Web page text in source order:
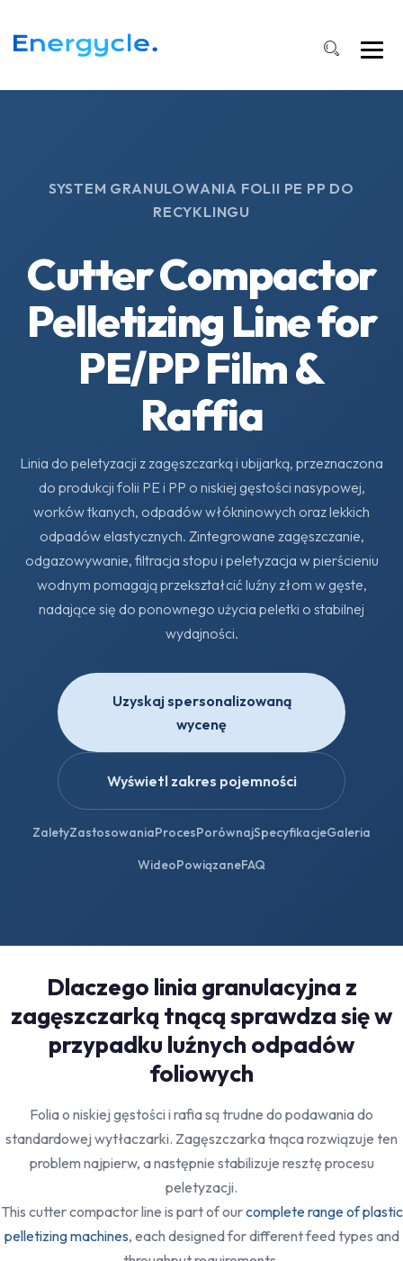
SYSTEM GRANULOWANIA FOLII PE PP DO
RECYKLINGU
Cutter Compactor
Pelletizing Line for
PE/PP Film &
Raffia
Linia do peletyzacji z zagęszczarką i ubijarką, przeznaczona
do produkcji folii PE i PP o niskiej gęstości nasypowej,
worków tkanych, odpadów włókninowych oraz lekkich
odpadów elastycznych. Zintegrowane zagęszczanie,
odgazowywanie, filtracja stopu i peletyzacja w pierścieniu
wodnym pomagają przekształcić luźny złom w gęste,
nadające się do ponownego użycia peletki o stabilnej
wydajności.
Uzyskaj spersonalizowaną
wycenę
Wyświetl zakres pojemności
ZaletyZastosowaniaProcesPorównajSpecyfikacjeGaleria
WideoPowiązaneFAQ
Dlaczego linia granulacyjna z
zagęszczarką tnącą sprawdza się w
przypadku luźnych odpadów
foliowych
Folia o niskiej gęstości i rafia są trudne do podawania do
standardowej wytłaczarki. Zagęszczarka tnąca rozwiązuje ten
problem najpierw, a następnie stabilizuje resztę procesu
peletyzacji.
This cutter compactor line is part of ourcomplete range of plastic
pelletizing machines, each designed for different feed types and